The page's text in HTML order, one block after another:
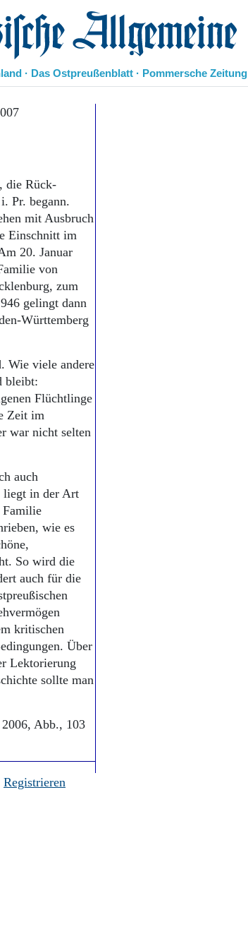
Zeitung
· Das Ostpreußenblatt · Pommersche Zeitung
Geschichte
Ostpreußen
Pommern
Berlin-Brandenburg
Schlesien
Danzig und Westpreußen
Bücher
die Rück-
Pr. begann.
mit Ausbruch
Einschnitt im
20. Januar
von
zum
gelingt dann
Württemberg
Wie viele andere
bleibt:
Flüchtlinge
Zeit im
war nicht selten
auch
liegt in der Art
Familie
wie es
So wird die
auch für die
kritischen
Über
Lektorierung
sollte man
Abb., 103
Registrieren